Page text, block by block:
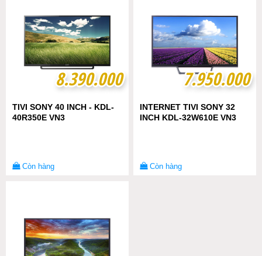
8.390.000
8.390.000
TIVI SONY 40 INCH - KDL-
40R350E VN3
Còn hàng
7.950.000
7.950.000
INTERNET TIVI SONY 32
INCH KDL-32W610E VN3
Còn hàng